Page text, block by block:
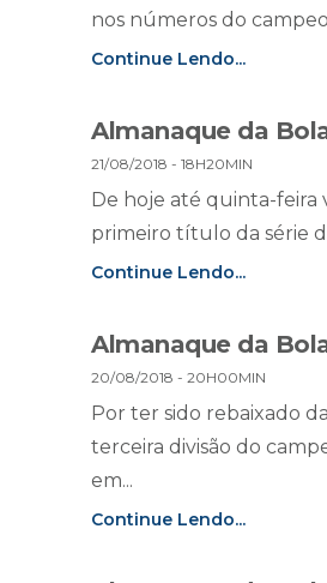
nos números do
Continue Lendo...
Almanaque da
21/08/2018 - 18H20MIN
De hoje até quinta-feira
primeiro título da série
Continue Lendo...
Almanaque da
20/08/2018 - 20H00MIN
Por ter sido rebaixado
terceira divisão do
em...
Continue Lendo...